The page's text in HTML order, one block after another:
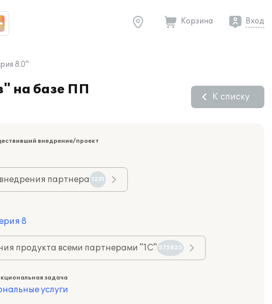
Корзина Вход
8.0"
на базе ПП
К списку
внедрение/проект
партнера 1251
8
продукта всеми партнерами "1С" 575825
задача
услуги